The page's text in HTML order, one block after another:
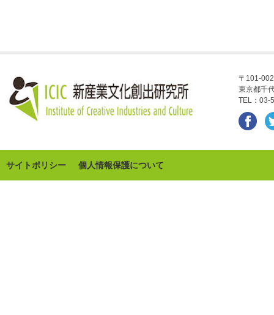
〒101-
東京都千
TEL：
サイトポリシー 個人情報保護について